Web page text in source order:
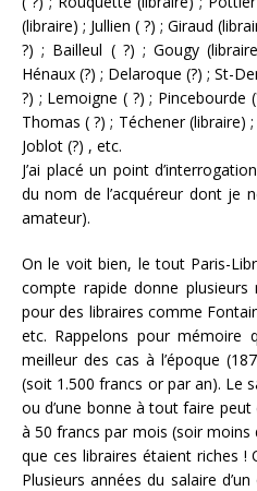
(libraire) ; Jullien ( ?) ; Giraud
?) ; Bailleul ( ?) ; Gougy
Hénaux (?) ; Delaroque (?) ; St-
?) ; Lemoigne ( ?) ; Pincebourde
Thomas ( ?) ; Téchener (libraire)
Joblot (?) , etc.
J’ai placé un point
du nom de l’acquéreur dont je
amateur).
On le voit bien, le tout Paris-
compte rapide donne plusieurs
pour des libraires comme
etc. Rappelons pour mémoire
meilleur des cas à l’époque
(soit 1.500 francs or par an). Le
ou d’une bonne à tout faire
à 50 francs par mois (soir
que ces libraires étaient riches !
Plusieurs années du salaire